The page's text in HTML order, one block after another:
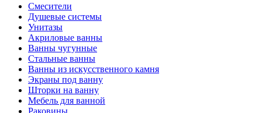
Смесители
Душевые системы
Унитазы
Акриловые ванны
Ванны чугунные
Стальные ванны
Ванны из искусственного камня
Экраны под ванну
Шторки на ванну
Мебель для ванной
Раковины